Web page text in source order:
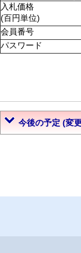
入札価格
(百円単位)
会員番号
パスワード
今後の予定 (変